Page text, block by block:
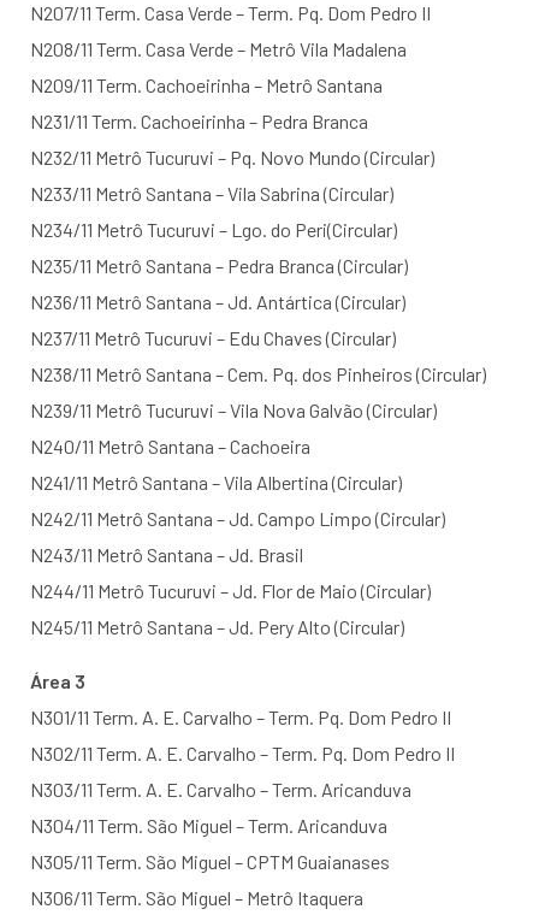
N207/11 Term. Casa Verde – Term. Pq. Dom Pedro II
N208/11 Term. Casa Verde – Metrô Vila Madalena
N209/11 Term. Cachoeirinha – Metrô Santana
N231/11 Term. Cachoeirinha – Pedra Branca
N232/11 Metrô Tucuruvi – Pq. Novo Mundo (Circular)
N233/11 Metrô Santana – Vila Sabrina (Circular)
N234/11 Metrô Tucuruvi – Lgo. do Peri(Circular)
N235/11 Metrô Santana – Pedra Branca (Circular)
N236/11 Metrô Santana – Jd. Antártica (Circular)
N237/11 Metrô Tucuruvi – Edu Chaves (Circular)
N238/11 Metrô Santana – Cem. Pq. dos Pinheiros (Circular)
N239/11 Metrô Tucuruvi – Vila Nova Galvão (Circular)
N240/11 Metrô Santana – Cachoeira
N241/11 Metrô Santana – Vila Albertina (Circular)
N242/11 Metrô Santana – Jd. Campo Limpo (Circular)
N243/11 Metrô Santana – Jd. Brasil
N244/11 Metrô Tucuruvi – Jd. Flor de Maio (Circular)
N245/11 Metrô Santana – Jd. Pery Alto (Circular)
Área 3
N301/11 Term. A. E. Carvalho – Term. Pq. Dom Pedro II
N302/11 Term. A. E. Carvalho – Term. Pq. Dom Pedro II
N303/11 Term. A. E. Carvalho – Term. Aricanduva
N304/11 Term. São Miguel – Term. Aricanduva
N305/11 Term. São Miguel – CPTM Guaianases
N306/11 Term. São Miguel – Metrô Itaquera